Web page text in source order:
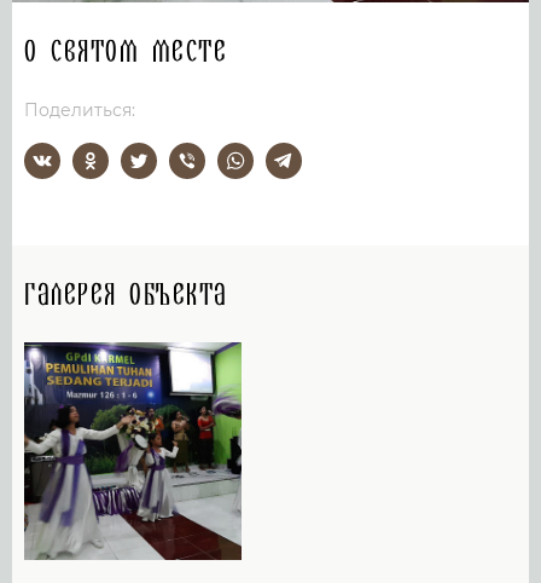
О святом месте
Поделиться:
Галерея объекта